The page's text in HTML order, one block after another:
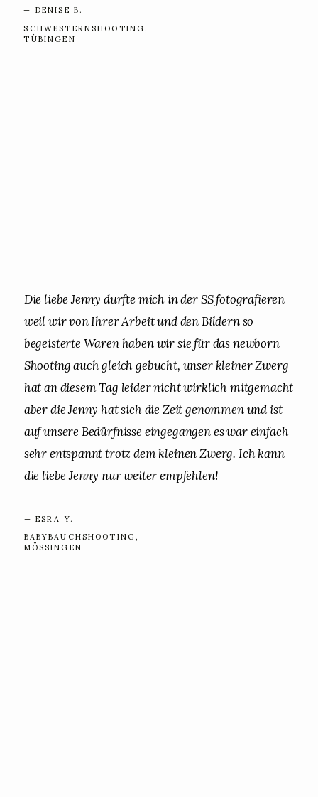
— ESRA Y.
BABYBAUCHSHOOTING,
MÖSSINGEN
— DENISE B.
SCHWESTERNSHOOTING,
TÜBINGEN
Die liebe Jenny durfte mich in der SS fotografieren
weil wir von Ihrer Arbeit und den Bildern so
begeisterte Waren haben wir sie für das newborn
Shooting auch gleich gebucht, unser kleiner Zwerg
hat an diesem Tag leider nicht wirklich mitgemacht
aber die Jenny hat sich die Zeit genommen und ist
auf unsere Bedürfnisse eingegangen es war einfach
sehr entspannt trotz dem kleinen Zwerg. Ich kann
die liebe Jenny nur weiter empfehlen!